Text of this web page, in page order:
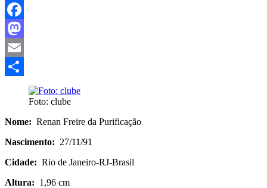
Facebook
Mastodon
Email
Foto: clube
Nome: Renan Freire da Purificação
Nascimento: 27/11/91
Cidade: Rio de Janeiro-RJ-Brasil
Altura: 1,96 cm